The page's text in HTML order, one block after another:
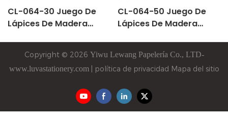
CL-064-30 Juego De
Lápices De Madera
Calidad Para El
Aprendizaje En La
CL-064-50 Juego De
Lápices De Madera
Calidad Para El
Aprendizaje En La
Copyright © 2026 Yiwu Lewang Papelería Co., LTD-
www.luvastationery.com
política de privacidad Mapa del sitio